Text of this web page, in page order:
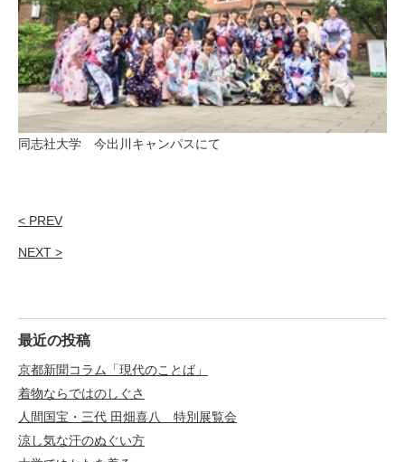
同志社大学 今出川キャンパスにて
< PREV
NEXT >
最近の投稿
京都新聞コラム「現代のことば」
着物ならではのしぐさ
人間国宝・三代 田畑喜八 特別展覧会
涼し気な汗のぬぐい方